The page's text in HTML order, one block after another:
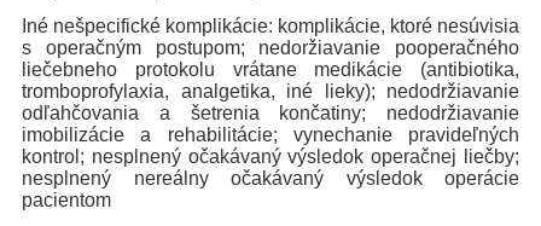
Iné nešpecifické komplikácie: komplikácie, ktoré nesúvisia
s operačným postupom; nedoržiavanie pooperačného
liečebneho protokolu vrátane medikácie (antibiotika,
tromboprofylaxia, analgetika, iné lieky); nedodržiavanie
odľahčovania a šetrenia končatiny; nedodržiavanie
imobilizácie a rehabilitácie; vynechanie pravideľných
kontrol; nesplnený očakávaný výsledok operačnej liečby;
nesplnený nereálny očakávaný výsledok operácie
pacientom